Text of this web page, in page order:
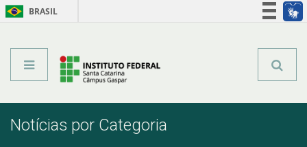
BRASIL
Notícias por Categoria